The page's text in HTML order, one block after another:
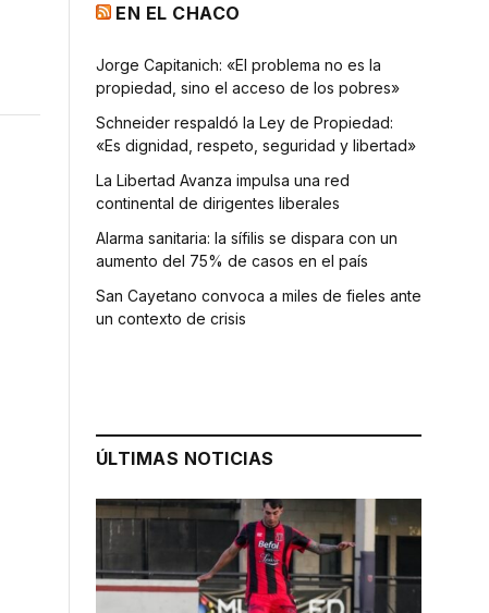
EN EL CHACO
Jorge Capitanich: «El problema no es la
propiedad, sino el acceso de los pobres»
Schneider respaldó la Ley de Propiedad:
«Es dignidad, respeto, seguridad y libertad»
La Libertad Avanza impulsa una red
continental de dirigentes liberales
Alarma sanitaria: la sífilis se dispara con un
aumento del 75% de casos en el país
San Cayetano convoca a miles de fieles ante
un contexto de crisis
ÚLTIMAS NOTICIAS